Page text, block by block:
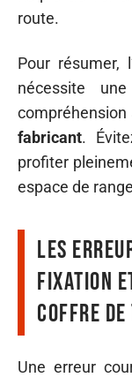
route.
Pour résumer,
nécessite
fabricant.
profiter
espace de
Les
fixation
coffre
Une erreur